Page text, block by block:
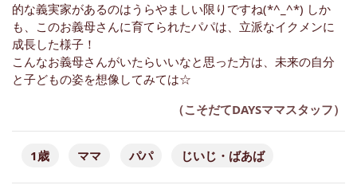
的な義実家があるのはうらやましい限りですね(*^_^*) しか
も、このお義母さんに育てられたパパは、立派なイクメンに
成長した様子！
こんなお義母さんがいたらいいなと思った方は、未来の自分
と子どもの姿を想像してみては☆
（こそだてDAYSママスタッフ）
1歳 ママ パパ じいじ・ばあば